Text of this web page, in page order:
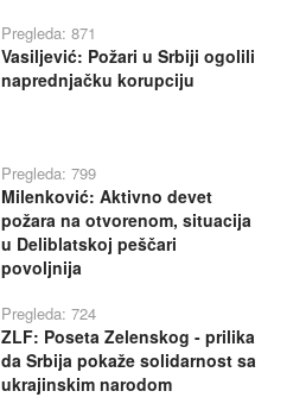
Pregleda: 871
Vasiljević: Požari u Srbiji ogolili
naprednjačku korupciju
Pregleda: 799
Milenković: Aktivno devet
požara na otvorenom, situacija
u Deliblatskoj peščari
povoljnija
Pregleda: 724
ZLF: Poseta Zelenskog - prilika
da Srbija pokaže solidarnost sa
ukrajinskim narodom